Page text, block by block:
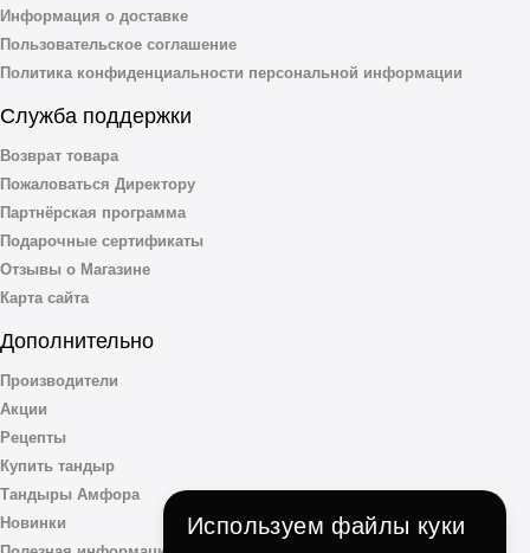
Информация о доставке
Пользовательское соглашение
Политика конфиденциальности персональной информации
Служба поддержки
Возврат товара
Пожаловаться Директору
Партнёрская программа
Подарочные сертификаты
Отзывы о Магазине
Карта сайта
Дополнительно
Производители
Акции
Рецепты
Купить тандыр
Тандыры Амфора
Новинки
Используем файлы куки